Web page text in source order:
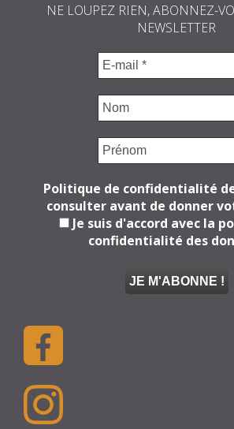
NE LOUPEZ RIEN, ABONNEZ-
NEWSLETTER
Politique de confidentialité
consulter avant de donner
Je suis d'accord avec la
confidentialité des